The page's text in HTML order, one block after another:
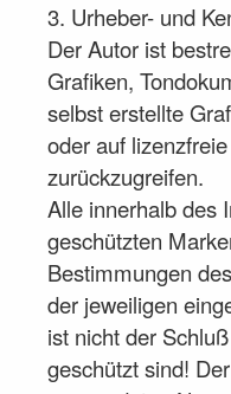
3. Urheber- und
Der Autor ist
Grafiken,
selbst erstellte
oder auf
zurückzugreifen.
Alle innerhalb des
geschützten
Bestimmungen
der jeweiligen
ist nicht der
geschützt sind!